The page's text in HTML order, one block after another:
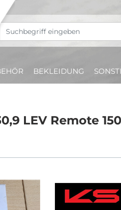
BEKLEIDUNG
LEV Remote